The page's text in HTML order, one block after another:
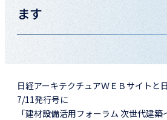
ます
日経アーキテクチュアＷＥＢサイトと
7/11発行号に
「建材設備活用フォーラム 次世代建築